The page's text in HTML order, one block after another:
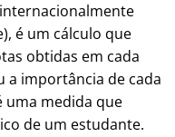
é um cálculo que
obtidas em cada
a importância de cada
uma medida que
de um estudante.